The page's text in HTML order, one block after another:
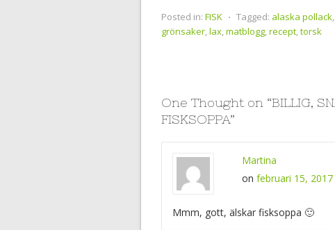
Posted in: FISK ⋅ Tagged: alaska pollack,
grönsaker,lax,matblogg,recept,torsk
One Thought on “BILLIG,
FISKSOPPA”
Martina
on februari 15,
Mmm, gott, älskar fisksoppa 🙂